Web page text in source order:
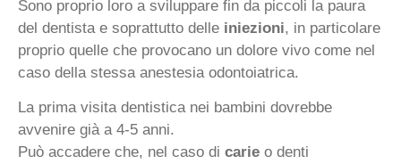
Sono proprio loro a sviluppare fin da piccoli la paura
del dentista e soprattutto delle iniezioni, in particolare
proprio quelle che provocano un dolore vivo come nel
caso della stessa anestesia odontoiatrica.
La prima visita dentistica nei bambini dovrebbe
avvenire già a 4-5 anni.
Può accadere che, nel caso di carie o denti